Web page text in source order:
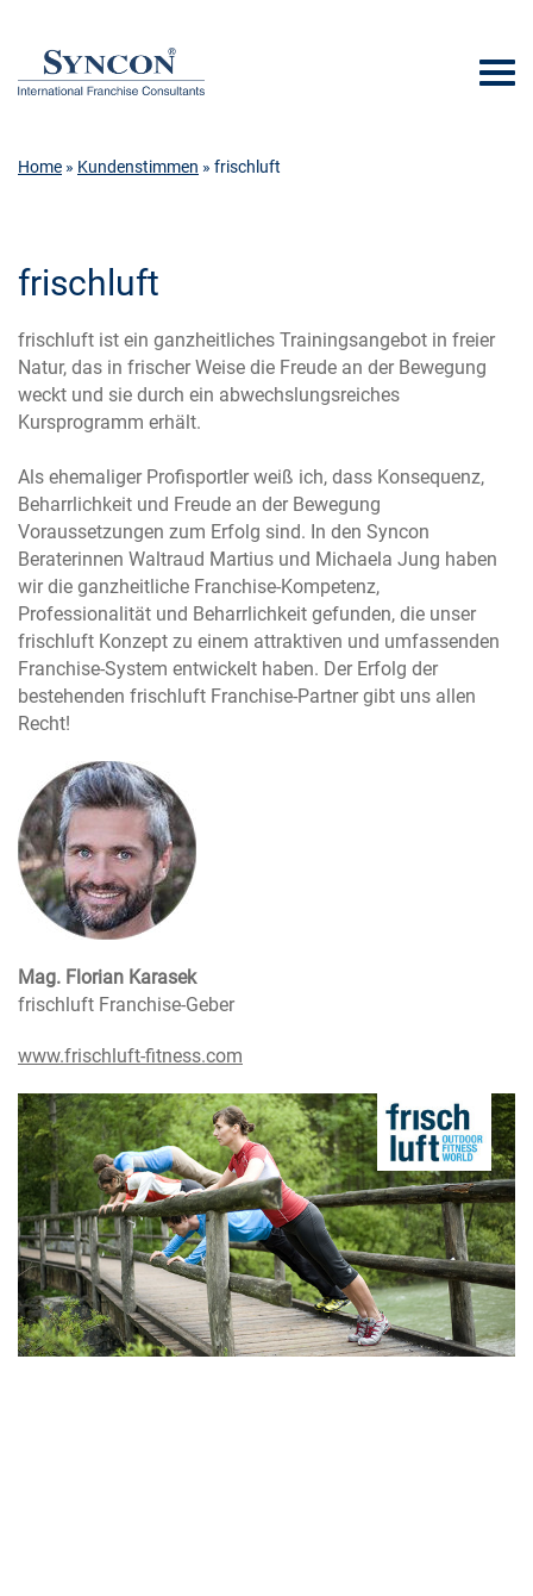
Home » Kundenstimmen » frischluft
frischluft
frischluft ist ein ganzheitliches Trainingsangebot in freier
Natur, das in frischer Weise die Freude an der Bewegung
weckt und sie durch ein abwechslungsreiches
Kursprogramm erhält.
Als ehemaliger Profisportler weiß ich, dass Konsequenz,
Beharrlichkeit und Freude an der Bewegung
Voraussetzungen zum Erfolg sind. In den Syncon
Beraterinnen Waltraud Martius und Michaela Jung haben
wir die ganzheitliche Franchise-Kompetenz,
Professionalität und Beharrlichkeit gefunden, die unser
frischluft Konzept zu einem attraktiven und umfassenden
Franchise-System entwickelt haben. Der Erfolg der
bestehenden frischluft Franchise-Partner gibt uns allen
Recht!
Mag. Florian Karasek
frischluft Franchise-Geber
www.frischluft-fitness.com